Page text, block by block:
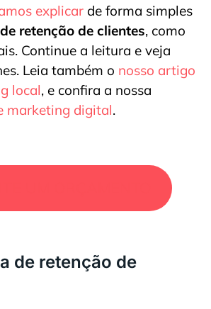
explicar de forma simples
retenção de clientes, como
Continue a leitura e veja
Leia também o nosso artigo
local, e confira a nossa
marketing digital.
de retenção de